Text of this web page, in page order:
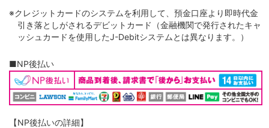
※クレジットカードのシステムを利用して、預金口座より即時代金
引き落としがされるデビットカード（金融機関で発行されたキャ
ッシュカードを使用したJ-Debitシステムとは異なります。）
■NP後払い
【NP後払いの詳細】